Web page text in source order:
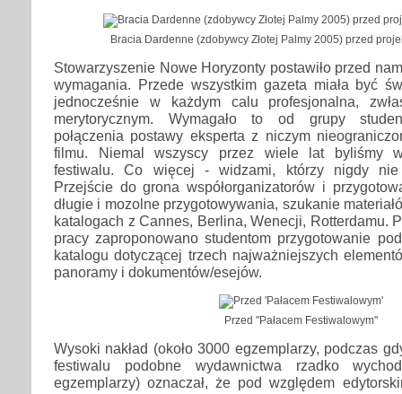
Bracia Dardenne (zdobywcy Złotej Palmy 2005) przed
Stowarzyszenie Nowe Horyzonty postawiło przed
wymagania. Przede wszystkim gazeta miała być
jednocześnie w każdym calu profesjonalna,
merytorycznym. Wymagało to od grupy
połączenia postawy eksperta z niczym
filmu. Niemal wszyscy przez wiele lat byliśmy
festiwalu. Co więcej - widzami, którzy nigdy nie
Przejście do grona współorganizatorów i
długie i mozolne przygotowywania, szukanie
katalogach z Cannes, Berlina, Wenecji, Rotterdamu.
pracy zaproponowano studentom przygotowanie
katalogu dotyczącej trzech najważniejszych
panoramy i dokumentów/esejów.
Przed "Pałacem Festiwalowym"
Wysoki nakład (około 3000 egzemplarzy, podczas
festiwalu podobne wydawnictwa rzadko
egzemplarzy) oznaczał, że pod względem